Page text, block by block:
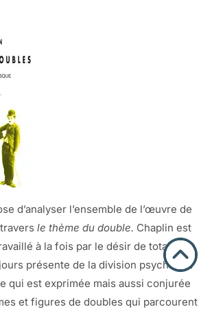
d’analyser l’ensemble de l’œuvre de
le thème du double. Chaplin est
à la fois par le désir de totalité et
présente de la division psychique.
qui est exprimée mais aussi conjurée
et figures de doubles qui parcourent